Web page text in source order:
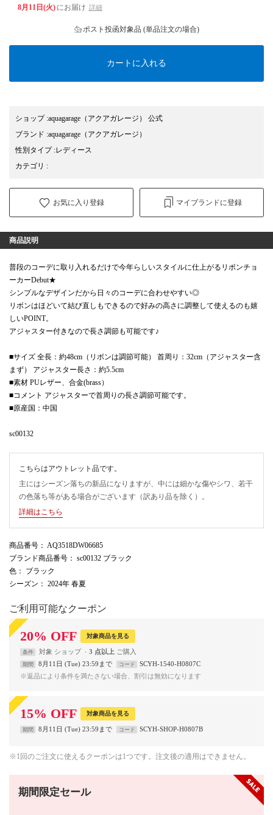
8月11日(火) にお届け 詳細
ポスト投函対象品 (単品注文の場合)
カートに入れる
ショップ:aquagarage（アクアガレージ） 公式
ブランド :aquagarage （アクアガレージ）
性別タイプ:レディース
カテゴリ :
お気に入り登録 マイブランドに登録
商品説明
普段のコーデに取り入れるだけで今年らしいスタイルに仕上がるリボンチョ
ーカーDebut★
シンプルなデザインだから日々のコーデに合わせやすい◎
リボンはほどいて結び直しもできるので好みの高さに調整して使えるのも嬉
しいPOINT。
アジャスター付きなので長さ調節も可能です♪
■サイズ 全長：約48cm（リボンは調節可能） 首周り：32cm（アジャスター含
まず） アジャスター長さ：約5.5cm
■素材 PUレザー、合金(brass）
■コメント アジャスターで首周りの長さ調節可能です。
■原産国：中国
sc00132
こちらはアウトレット品です。
主にはシーズン落ちの新品になりますが、中には細かな傷やシワ、若干
の色落ち等がある場合がございます（訳あり品を除く）。
詳細はこちら
商品番号 ： AQ3518DW06685
ブランド商品番号 ： sc00132 ブラック
色 ： ブラック
シーズン ： 2024年 春夏
ご利用可能なクーポン
20% OFF 対象商品を見る
条件 対象 ショップ 3 点以上
期間 8月11日 (Tue) 23:59まで コード
SCYH-1540-H0807C
※返品により条件を満たさない場合、割引は無効になります
15% OFF 対象商品を見る
期間 8月11日 (Tue) 23:59まで コード SCYH-SHOP-H0807B
※1回のご注文に使えるクーポンは1つです。注文後の適用はできません。
期間限定セール